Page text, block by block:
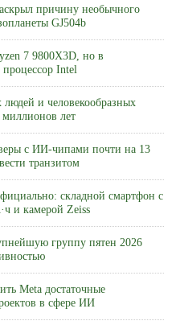
причину необычного
GJ504b
7 9800X3D, но в
процессор Intel
и человекообразных
миллионов лет
с ИИ-чипами почти на 13
транзитом
складной смартфон с
и камерой Zeiss
группу пятен 2026
Meta достаточные
в сфере ИИ